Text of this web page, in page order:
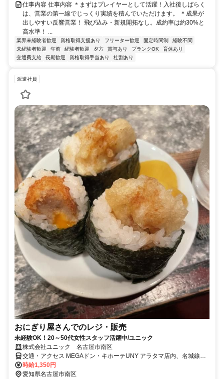
仕事内容 仕事内容 ＊まずはプレイヤーとして活躍！入社後しばらく
は、営業の第一線でじっくり実績を積んでいただけます。 ＊成果が
出しやすい反響営業！ 飛び込み・新規開拓なし。成約率は約30%と
高水準！ ...
業界未経験者歓迎 資格取得支援あり フリーター歓迎 固定時間制
経験不問
未経験者歓迎
午前 経験者歓迎 夕方 賞与あり ブランクOK
育休あり
交通費支給
長期歓迎 資格取得手当あり 社割あり
派遣社員
おにぎり屋さんでのレジ・販売
未経験OK！20～50代女性スタッフ活躍中/ユニック
株式会社ユニック 名古屋市南区
交通・アクセス MEGAドン・キホーテUNY アラタマ店内、名城線新
瑞橋駅から徒歩3分以内
時給1,350円
愛知県名古屋市南区